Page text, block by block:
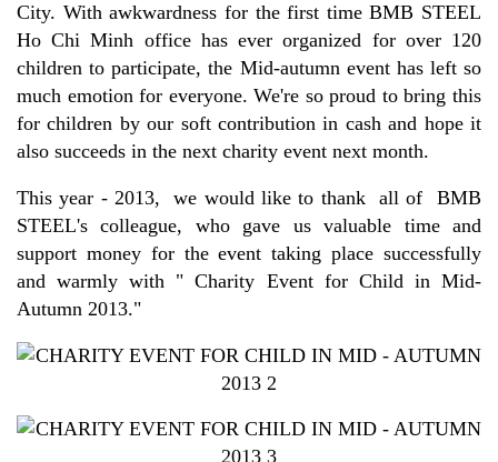
City. With awkwardness for the first time BMB STEEL
Ho Chi Minh office has ever organized for over 120
children to participate, the Mid-autumn event has left so
much emotion for everyone. We're so proud to bring this
for children by our soft contribution in cash and hope it
also succeeds in the next charity event next month.
This year - 2013, we would like to thank all of BMB
STEEL's colleague, who gave us valuable time and
support money for the event taking place successfully
and warmly with " Charity Event for Child in Mid-
Autumn 2013."